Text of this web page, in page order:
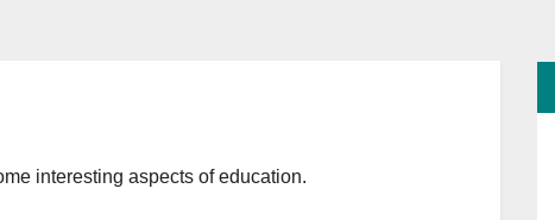
interesting aspects of education.